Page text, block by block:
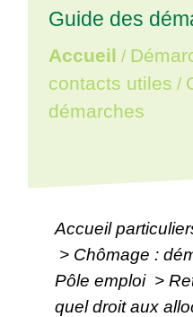
Guide des
Accueil /
contacts utiles /
démarches
Accueil
> Chômage :
Pôle emploi >
quel droit aux